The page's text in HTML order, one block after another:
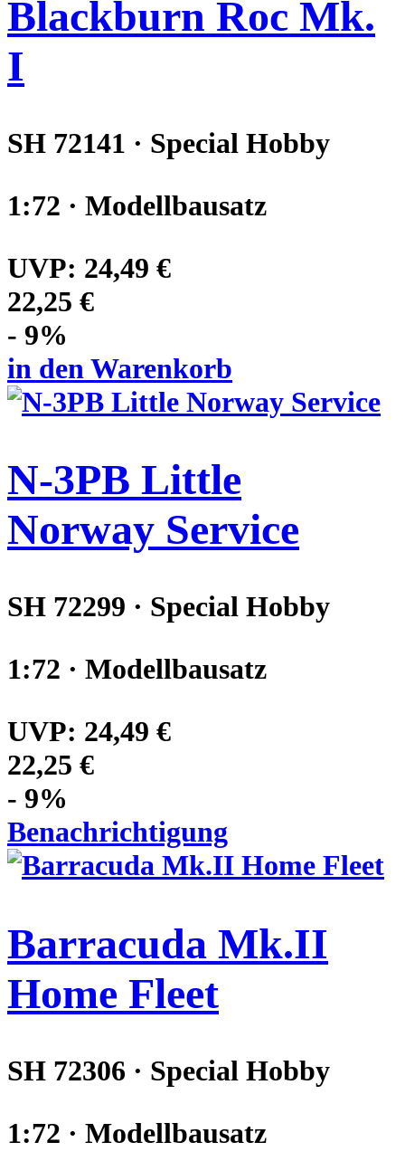
Blackburn Roc Mk.
I
SH 72141 · Special Hobby
1:72 · Modellbausatz
UVP: 24,49 €
22,25 €
- 9%
in den Warenkorb
N-3PB Little
Norway Service
SH 72299 · Special Hobby
1:72 · Modellbausatz
UVP: 24,49 €
22,25 €
- 9%
Benachrichtigung
Barracuda Mk.II
Home Fleet
SH 72306 · Special Hobby
1:72 · Modellbausatz